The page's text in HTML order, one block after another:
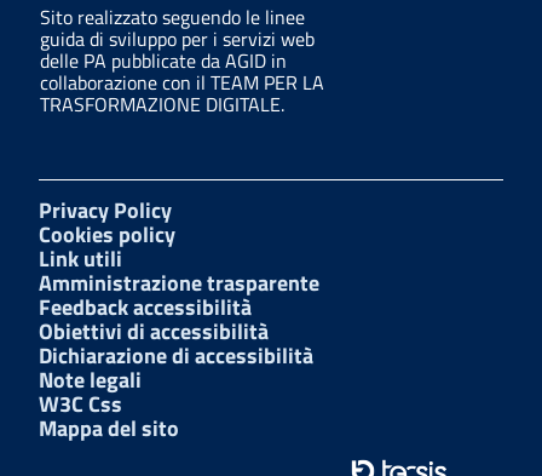
Sito realizzato seguendo le linee
guida di sviluppo per i servizi web
delle PA pubblicate da AGID in
collaborazione con il TEAM PER LA
TRASFORMAZIONE DIGITALE.
Privacy Policy
Cookies policy
Link utili
Amministrazione trasparente
Feedback accessibilità
Obiettivi di accessibilità
Dichiarazione di accessibilità
Note legali
W3C Css
Mappa del sito